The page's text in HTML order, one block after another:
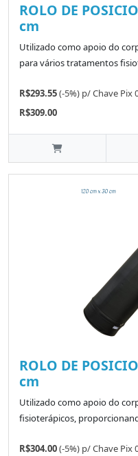
ROLO DE
cm
Utilizado como apoio do
para vários tratamentos
R$293.55(-5%) p/Chave Pix
R$309.00
ROLO DE
cm
Utilizado como apoio do
fisioterápicos,
R$304.00(-5%) p/Chave Pix